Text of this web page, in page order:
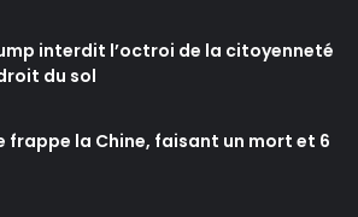
interdit l’octroi de la citoyenneté
du sol
frappe la Chine, faisant un mort et 6